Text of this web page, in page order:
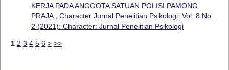
KERJA PADA ANGGOTA SATUAN POLISI PAMONG
PRAJA
Character Jurnal Penelitian Psikologi: Vol. 8 No.
2 (2021): Character: Jurnal Penelitian Psikologi
1 2 3 4 5 6 > >>